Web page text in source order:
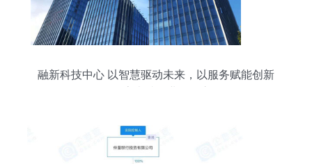
融新科技中心 以智慧驱动未来，以服务赋能创新